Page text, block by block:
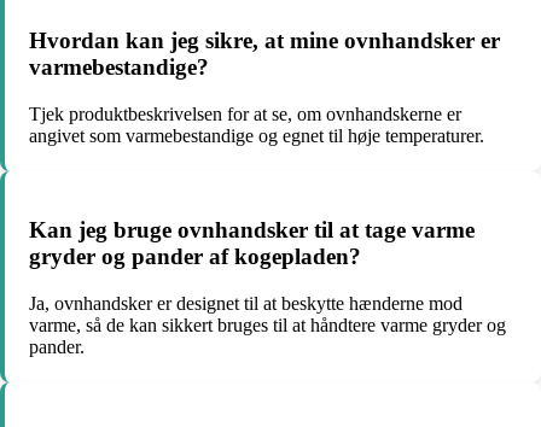
Hvordan kan jeg sikre, at mine ovnhandsker er
varmebestandige?
Tjek produktbeskrivelsen for at se, om ovnhandskerne er
angivet som varmebestandige og egnet til høje temperaturer.
Kan jeg bruge ovnhandsker til at tage varme
gryder og pander af kogepladen?
Ja, ovnhandsker er designet til at beskytte hænderne mod
varme, så de kan sikkert bruges til at håndtere varme gryder og
pander.